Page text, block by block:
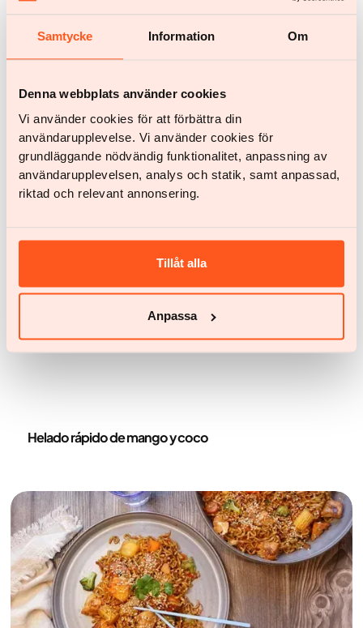
Samtycke Information Om
Denna webbplats använder cookies
Vi använder cookies för att förbättra din
användarupplevelse. Vi använder cookies för
grundläggande nödvändig funktionalitet, anpassning av
användarupplevelsen, analys och statik, samt anpassad,
riktad och relevant annonsering.
Tillåt alla
Anpassa
peso con Yazen hoy
Todo lo que necesita hacer es crear una cuenta y responder algunas
preguntas sobre su salud
Empezar
Empezar
Más artículos
Helado rápido de mango y coco